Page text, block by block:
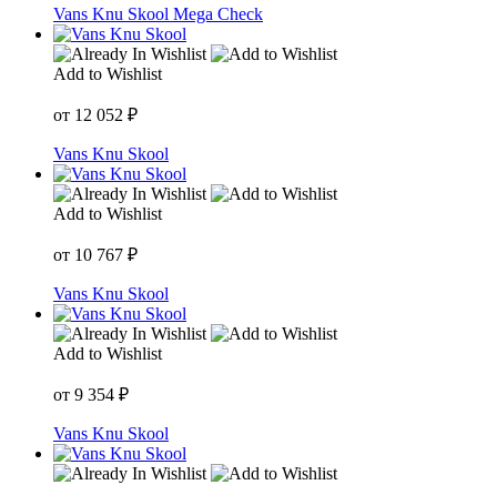
Vans Knu Skool Mega Check
Add to Wishlist
от 12 052 ₽
Vans Knu Skool
Add to Wishlist
от 10 767 ₽
Vans Knu Skool
Add to Wishlist
от 9 354 ₽
Vans Knu Skool